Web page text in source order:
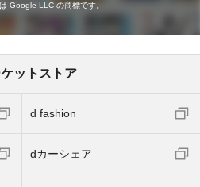
Google LLC の商標です。
ットストア
d fashion
dカーシェア